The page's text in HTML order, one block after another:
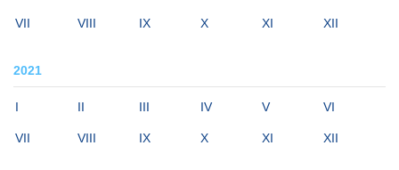
VII VIII IX X XI XII
2021
I II III IV V VI
VII VIII IX X XI XII